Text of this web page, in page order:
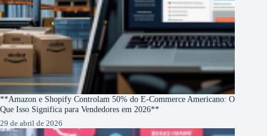
**Amazon e Shopify Controlam 50% do E-Commerce Americano: O
Que Isso Significa para Vendedores em 2026**
29 de abril de 2026